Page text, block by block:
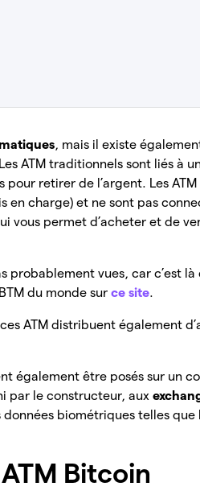
, mais il existe
ATM traditionnels sont liés à
retirer de l’argent. Les
en charge) et ne sont pas
vous permet d’acheter et de
probablement vues, car c’est
du monde surce site.
ATM distribuent également
également être posés sur un
par le constructeur, aux
biométriques telles que
Bitcoin